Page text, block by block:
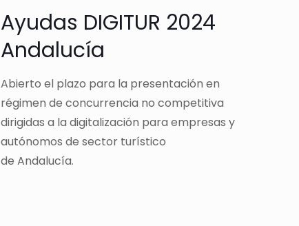
Ayudas DIGITUR 2024
Andalucía
Abierto el plazo para la presentación en
régimen de concurrencia no competitiva
dirigidas a la digitalización para empresas y
autónomos de sector turístico
de Andalucía.